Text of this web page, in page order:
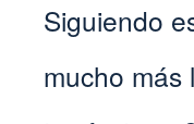
Siguiendo
mucho más